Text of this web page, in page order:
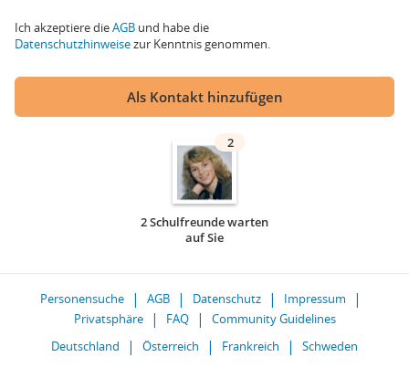
Ich akzeptiere dieAGB und habe die
Datenschutzhinweisezur Kenntnis genommen.
Als Kontakt hinzufügen
2
2 Schulfreunde warten
auf Sie
Personensuche AGB Datenschutz
Impressum
Privatsphäre
FAQ
Community Guidelines
Deutschland
Österreich Frankreich Schweden